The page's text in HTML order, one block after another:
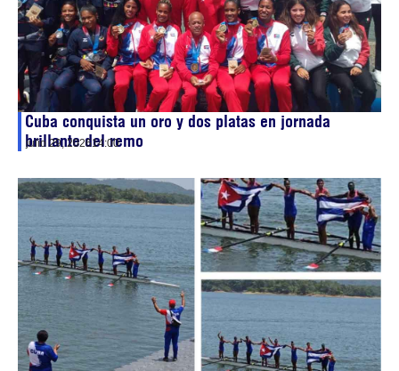
Cuba conquista un oro y dos platas en jornada
brillante del remo
julio 29, 202614:00